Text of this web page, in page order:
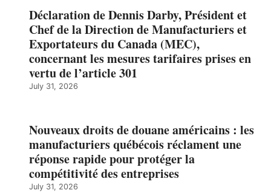
Déclaration de Dennis Darby, Président et
Chef de la Direction de Manufacturiers et
Exportateurs du Canada (MEC),
concernant les mesures tarifaires prises en
vertu de l’article 301
July 31, 2026
Nouveaux droits de douane américains : les
manufacturiers québécois réclament une
réponse rapide pour protéger la
compétitivité des entreprises
July 31, 2026